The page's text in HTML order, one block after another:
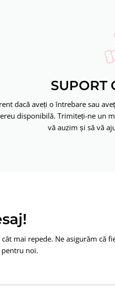
SUPORT
dacă aveți o întrebare sau
disponibilă. Trimiteți-ne un
vă auzim și să vă
mai repede. Ne asigurăm că
pentru noi.